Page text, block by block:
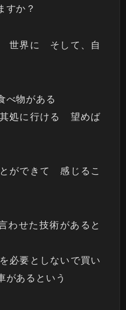
か？
界に そして、自
物がある
処に行ける 望めば
ができて 感じるこ
わせた技術があると
必要としないで買い
があるという